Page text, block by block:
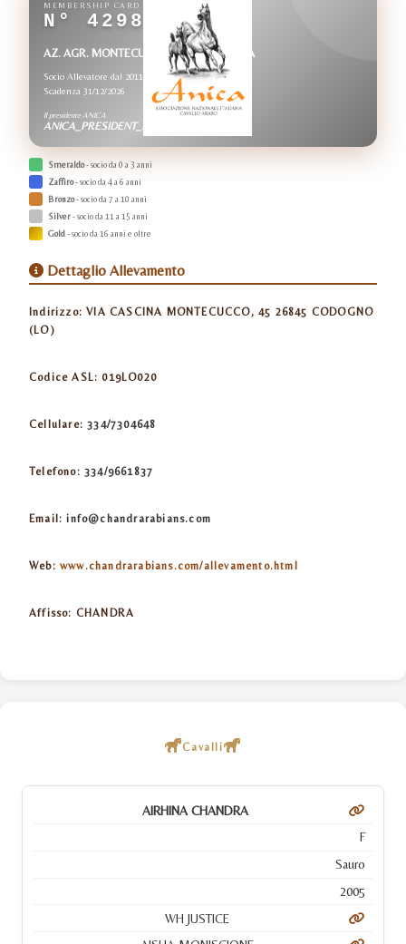
MEMBERSHIP CARD
N° 4298
AZ. AGR. MONTECUCCO di GATTI GLORIA
Socio Allevatore dal 2011
Scadenza 31/12/2026
Il presidente ANICA
ANICA_PRESIDENT_NAME
Smeraldo- socio da 0 a 3 anni
Zaffiro- socio da 4 a 6 anni
Bronzo- socio da 7 a 10 anni
Silver- socio da 11 a 15 anni
Gold- socio da 16 anni e oltre
Dettaglio Allevamento
Indirizzo: VIA CASCINA MONTECUCCO, 45 26845 CODOGNO
(LO)
Codice ASL: 019LO020
Cellulare: 334/7304648
Telefono: 334/9661837
Email: info@chandrarabians.com
Web: www.chandrarabians.com/allevamento.html
Affisso: CHANDRA
Cavalli
AIRHINA CHANDRA
F
Sauro
2005
WH JUSTICE